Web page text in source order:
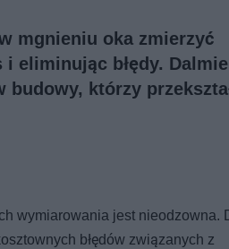
mgnieniu oka zmierzyć
eliminując błędy.
którzy
wymiarowania jest nieodzowna.
błędów związanych z